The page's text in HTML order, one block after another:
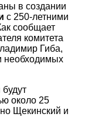
в создании
с 250-летними
сообщает
комитета
Гиба,
необходимых
будут
около 25
Щекинский и